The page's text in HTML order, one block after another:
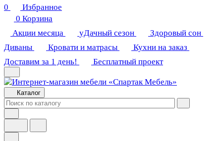
0
Избранное
0 Корзина
Акции месяца
уДачный сезон
Здоровый сон
Диваны
Кровати и матрасы
Кухни на заказ
Доставим за 1 день!
Бесплатный проект
Каталог